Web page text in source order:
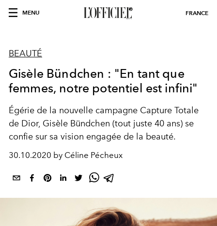
MENU FRANCE
BEAUTÉ
Gisèle Bündchen : "En tant que
femmes, notre potentiel est infini"
Égérie de la nouvelle campagne Capture Totale
de Dior, Gisèle Bündchen (tout juste 40 ans) se
confie sur sa vision engagée de la beauté.
30.10.2020 by Céline Pécheux